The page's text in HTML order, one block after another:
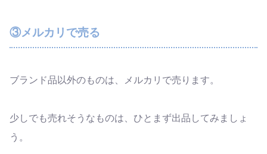
③メルカリで売る
ブランド品以外のものは、メルカリで売ります。
少しでも売れそうなものは、ひとまず出品してみましょ
う。